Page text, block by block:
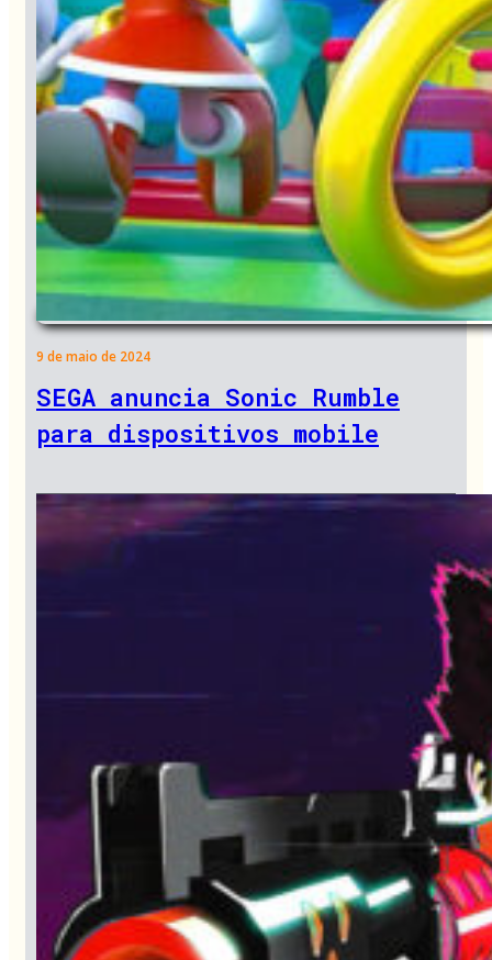
9 de maio de 2024
SEGA anuncia Sonic Rumble
para dispositivos mobile